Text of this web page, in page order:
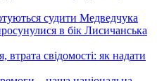
судити Медведчука
в бік Лисичанська
свідомості: як надати